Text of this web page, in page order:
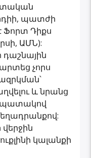
պատժի
Ֆորտ Դիքս
ԱՄՆ):
դաշնային
չորս
և նրանց
նպատակով
կալանքի